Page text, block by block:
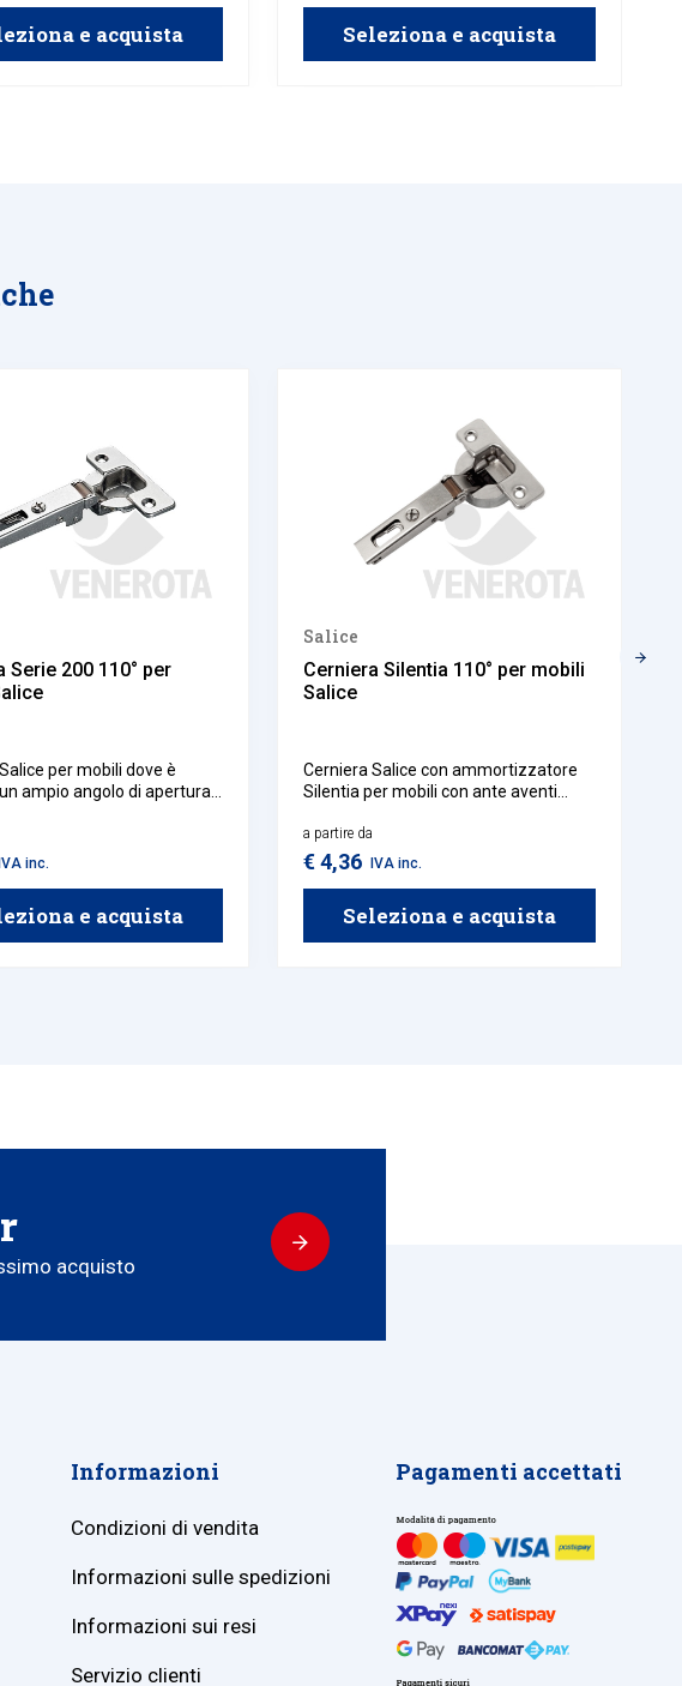
e acquista Seleziona e acquista
Serie 200 110° per
per mobili dove è
ampio angolo di apertura
inc.
e acquista
Salice
Cerniera Silentia 110° per mobili
Salice
Cerniera Salice con ammortizzatore
Silentia per mobili con ante aventi
a partire da
€ 4,36 IVA inc.
Seleziona e acquista
acquisto
Informazioni
Condizioni di vendita
Informazioni sulle spedizioni
Informazioni sui resi
Servizio clienti
Pagamenti accettati